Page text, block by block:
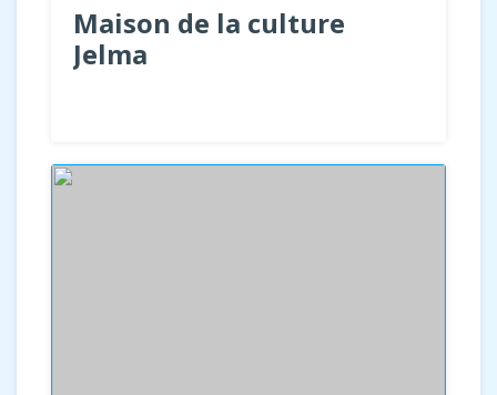
Maison de la culture
Jelma